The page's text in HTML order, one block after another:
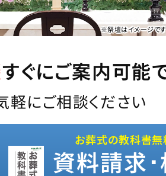
※祭壇はイメージです
すぐにご案内可能
軽にご相談ください
お葬式の教科書無
資料請求